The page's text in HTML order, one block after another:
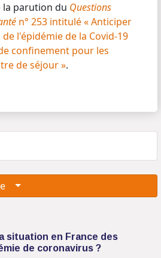
la parution du Questions
n° 253 intitulé « Anticiper
l'épidémie de la Covid-19
confinement pour les
de séjour ».
situation en France des
de coronavirus ?